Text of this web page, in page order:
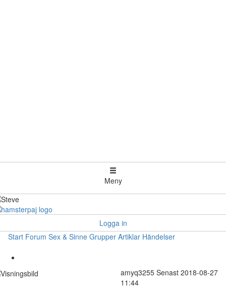
Meny
Logga in
Start Forum Sex & Sinne Grupper Artiklar Händelser
amyq3255 Senast 2018-08-27
11:44